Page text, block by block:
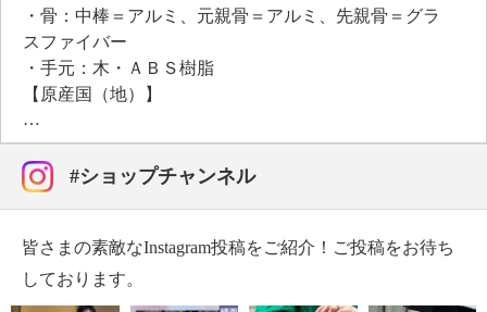
・骨：中棒＝アルミ、元親骨＝アルミ、先親骨＝グラ
スファイバー
・手元：木・ＡＢＳ樹脂
【原産国（地）】
・中国製
【サイズ】
・親骨 約５０ｃｍ
・全長：（折りたたみ時）約３４ｃｍ
【重さ】
・本体：約２３０ｇ
#ショップチャンネル
皆さまの素敵なInstagram投稿をご紹介！ご投稿をお待ち
しております。